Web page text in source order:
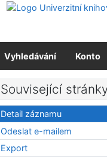
Přejít na obsah
Vyhledávání Konto
Související
Detail záznamu
Odeslat e-mailem
Export